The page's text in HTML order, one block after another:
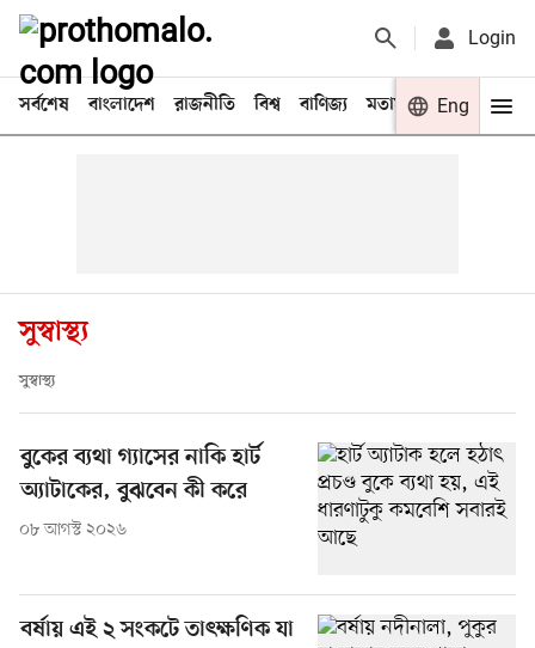
Login
সর্বশেষ বাংলাদেশ রাজনীতি বিশ্ব বাণিজ্য মতামত খেলা
Eng
সুস্বাস্থ্য
সুস্বাস্থ্য
বুকের ব্যথা গ্যাসের নাকি হার্ট
অ্যাটাকের, বুঝবেন কী করে
০৮ আগস্ট ২০২৬
বর্ষায় এই ২ সংকটে তাৎক্ষণিক যা